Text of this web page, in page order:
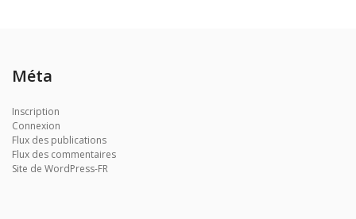
Méta
Inscription
Connexion
Flux des publications
Flux des commentaires
Site de WordPress-FR